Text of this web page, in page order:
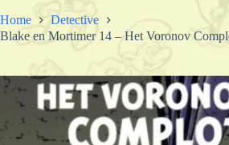
Home
Detective
Blake en Mortimer 14 – Het Voronov